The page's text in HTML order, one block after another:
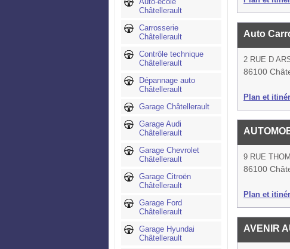
Châtellerault
Carrosserie
Châtellerault
Contrôle technique
Châtellerault
Dépannage auto
Châtellerault
Garage Châtellerault
Garage Audi
Châtellerault
Garage Chevrolet
Châtellerault
Garage Citroën
Châtellerault
Garage Ford
Châtellerault
Garage Hyundai
Châtellerault
Auto
2 RUE D
86100
Plan et
9 RUE
86100
Plan et
AVENIR